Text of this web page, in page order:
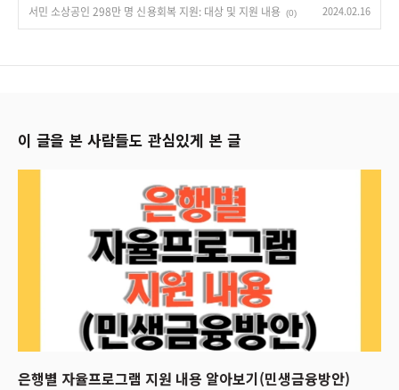
서민 소상공인 298만 명 신용회복 지원: 대상 및 지원 내용 (0) 2024.02.16
이 글을 본 사람들도 관심있게 본 글
은행별 자율프로그램 지원 내용 알아보기(민생금융방안)